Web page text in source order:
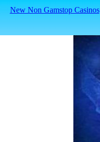
New Non Gamstop Casinos